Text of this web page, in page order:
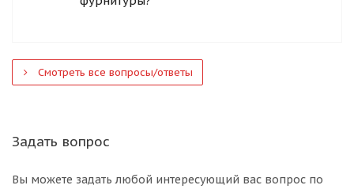
Смотреть все вопросы/ответы
Задать вопрос
Вы можете задать любой интересующий вас вопрос по